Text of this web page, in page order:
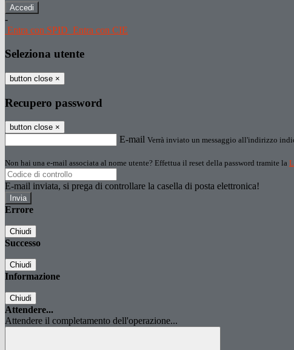
-
Entra con SPID Entra con CIE
Seleziona utente
button close ×
Recupero password
button close ×
E-mail Verrà inviato un messaggio all'indirizzo
Non hai una e-mail associata al nome utente? Effettua il reset della password tramite la
E-mail inviata, si prega di controllare la casella di posta elettronica!
Errore
Chiudi
Successo
Chiudi
Informazione
Chiudi
Attendere...
Attendere il completamento dell'operazione...